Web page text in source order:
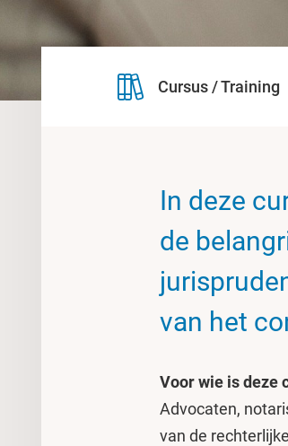
Cursus / Training
In deze
de
van het
Voor wie is deze
Advocaten,
van de